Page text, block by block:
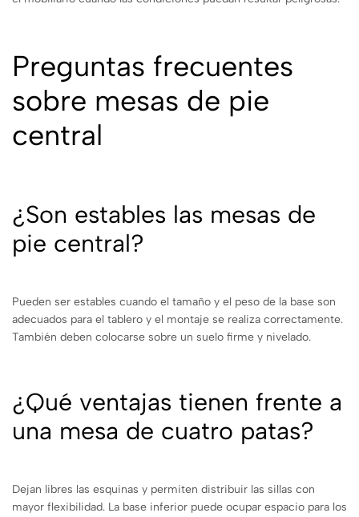
Preguntas frecuentes
sobre mesas de pie
central
¿Son estables las mesas de
pie central?
Pueden ser estables cuando el tamaño y el peso de la base son
adecuados para el tablero y el montaje se realiza correctamente.
También deben colocarse sobre un suelo firme y nivelado.
¿Qué ventajas tienen frente a
una mesa de cuatro patas?
Dejan libres las esquinas y permiten distribuir las sillas con
mayor flexibilidad. La base inferior puede ocupar espacio para los